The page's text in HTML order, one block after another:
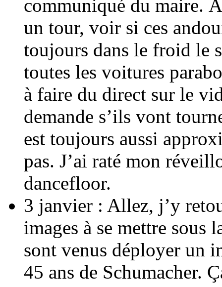
communiqué du maire.
un tour, voir si ces
toujours dans le froid le
toutes les voitures
à faire du direct sur le
demande s’ils vont
est toujours aussi
pas. J’ai raté mon
dancefloor.
3 janvier : Allez, j’y
images à se mettre sous
sont venus déployer un
45 ans de Schumacher.